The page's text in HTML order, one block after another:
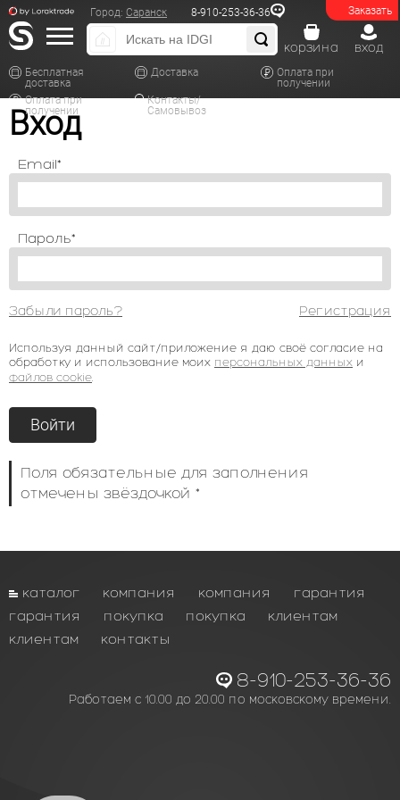
Заказать
Город: Саранск 8-910-253-36-36
Бесплатная
доставка
Доставка
Оплата при
получении
Оплата при
получении
Контакты/
Самовывоз
вход
корзина
Вход
Email*
Пароль*
Забыли пароль? Регистрация
Используя данный сайт/приложение я даю своё согласие на
обработку и использование моих персональных данных и
файлов cookie.
Поля обязательные для заполнения
отмечены звёздочкой *
каталог компания компания
гарантия
гарантия
покупка покупка
клиентам
клиентам
контакты
8-910-253-36-36
Работаем с 10.00 до 20.00 по московскому времени.